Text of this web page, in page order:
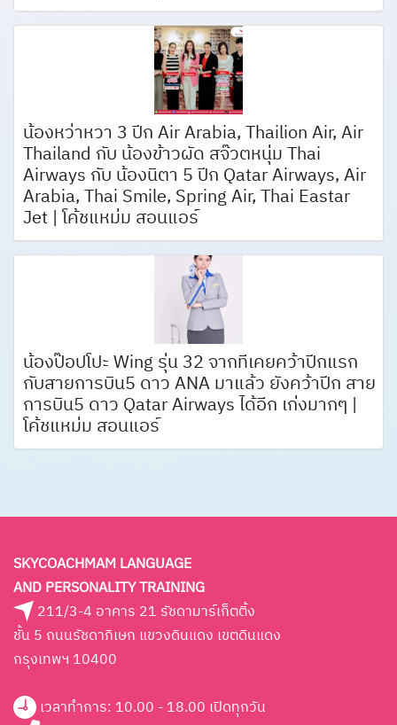
น้องหว่าหวา 3 ปีก Air Arabia, Thailion Air, Air
Thailand กับ น้องข้าวผัด สจ๊วตหนุ่ม Thai
Airways กับ น้องนิตา 5 ปีก Qatar Airways, Air
Arabia, Thai Smile, Spring Air, Thai Eastar
Jet | โค้ชแหม่ม สอนแอร์
น้องป๊อปโปะ Wing รุ่น 32 จากที่เคยคว้าปีกแรก
กับสายการบิน5 ดาว ANA มาแล้ว ยังคว้าปีก สาย
การบิน5 ดาว Qatar Airways ได้อีก เก่งมากๆ |
โค้ชแหม่ม สอนแอร์
SKYCOACHMAM LANGUAGE
AND PERSONALITY TRAINING
211/3-4 อาคาร 21 รัชดามาร์เก็ตติ้ง
ชั้น 5 ถนนรัชดาภิเษก แขวงดินแดง เขตดินแดง
กรุงเทพฯ 10400
เวลาทำการ: 10.00 - 18.00 เปิดทุกวัน